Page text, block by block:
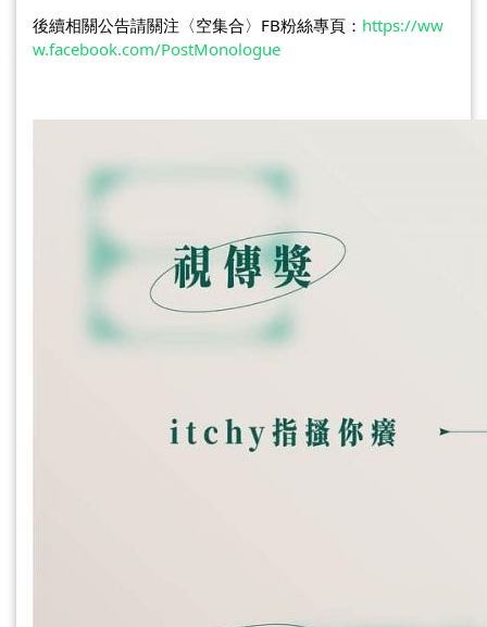
後續相關公告請關注〈空集合〉FB粉絲專頁： https://ww
w.facebook.com/PostMonologue